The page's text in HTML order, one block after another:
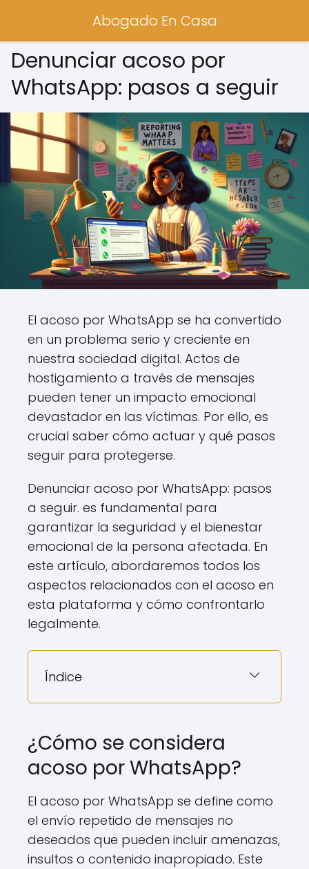
Abogado En Casa
Denunciar acoso por
WhatsApp: pasos a seguir
El acoso por WhatsApp se ha convertido
en un problema serio y creciente en
nuestra sociedad digital. Actos de
hostigamiento a través de mensajes
pueden tener un impacto emocional
devastador en las víctimas. Por ello, es
crucial saber cómo actuar y qué pasos
seguir para protegerse.
Denunciar acoso por WhatsApp: pasos
a seguir. es fundamental para
garantizar la seguridad y el bienestar
emocional de la persona afectada. En
este artículo, abordaremos todos los
aspectos relacionados con el acoso en
esta plataforma y cómo confrontarlo
legalmente.
Índice
¿Cómo se considera
acoso por WhatsApp?
El acoso por WhatsApp se define como
el envío repetido de mensajes no
deseados que pueden incluir amenazas,
insultos o contenido inapropiado. Este